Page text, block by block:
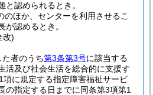
と認められるとき。
のほか、センターを利用させるこ
が認めるとき。
改)
者のうち第3条第3号に該当する
活及び社会生活を総合的に支援す
項に規定する指定障害福祉サービ
の指定する日までに同条第3項第1